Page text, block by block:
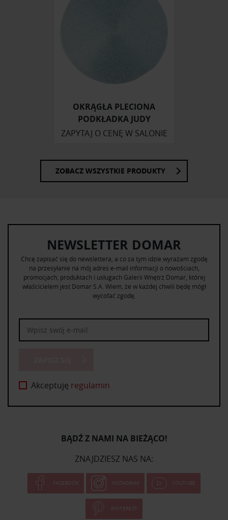
OKRĄGŁA PLECIONA
PODKŁADKA JUDY
ZAPYTAJ O CENĘ W SALONIE
ZOBACZ WSZYSTKIE PRODUKTY
NEWSLETTER DOMAR
Chcę zapisać się do newslettera, a co za tym idzie wyrażam zgodę
na przesyłanie na mój adres e-mail informacji o nowościach,
promocjach, produktach i usługach Galerii Wnętrz Domar, której
właścicielem jest Domar S.A. Wiem, że w każdej chwili będę mógł
wycofać zgodę.
Akceptuję regulamin
BĄDŹ Z NAMI NA BIEŻĄCO!
ZNAJDZIESZ NAS NA:
FACEBOOK INSTAGRAM YOUTUBE
PINTEREST